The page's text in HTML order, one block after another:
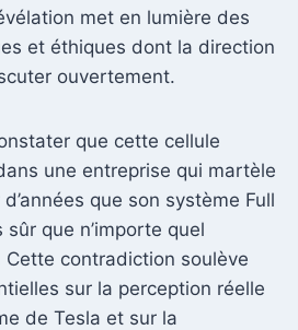
met en lumière des
et éthiques dont la direction
ouvertement.
que cette cellule
une entreprise qui martèle
que son système Full
que n’importe quel
contradiction soulève
sur la perception réelle
de Tesla et sur la